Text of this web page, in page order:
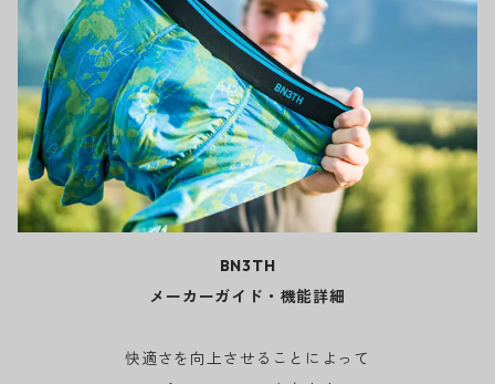
BN3TH
メーカーガイド・機能詳細
快適さを向上させることによって